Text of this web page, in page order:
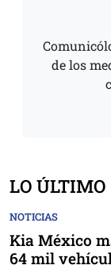
de los
LO ÚLTIMO
NOTICIAS
Kia México
64 mil